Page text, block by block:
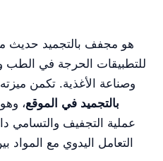
للتطبيقات الحرجة في الطب
وصناعة الأغذية. تكمن
بالتجميد في الموقع،
عملية التجفيف والتسامي
التعامل اليدوي مع المواد